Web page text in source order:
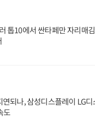
톱10에서 싼타페만 자리매
되나, 삼성디스플레이 LG
도